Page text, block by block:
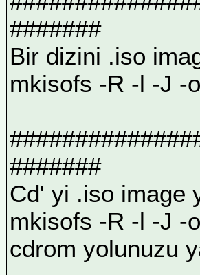
#######
Bir dizini .iso
mkisofs -R -l -J -
#######
Cd' yi .iso image
mkisofs -R -l -J -
cdrom yolunuzu